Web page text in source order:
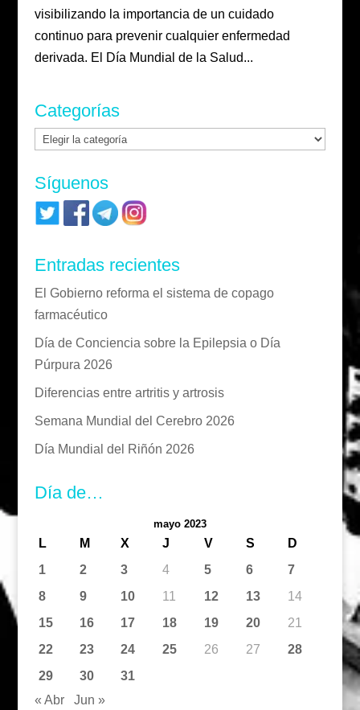
visibilizando la importancia de un cuidado
continuo para prevenir cualquier enfermedad
derivada. El Día Mundial de la Salud...
Categorías
Categorías
Síguenos
Entradas recientes
El Gobierno reforma el sistema de copago
farmacéutico
Día de Conciencia sobre la Epilepsia o Día
Púrpura 2026
Diferencias entre artritis y artrosis
Semana Mundial del Cerebro 2026
Día Mundial del Riñón 2026
Día de…
mayo 2023
L M X J V S
D
1
2 3 4 5 6
7
8
9 10 11 12 13
14
15
16 17 18 19 20
21
22
23 24 25 26 27
28
29
30
31
« Abr
Jun »